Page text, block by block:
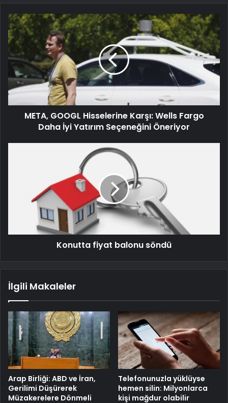
META, GOOGL Hisselerine Karşı: Wells Fargo
Daha İyi Yatırım Seçeneğini Öneriyor
Konutta fiyat balonu söndü
İlgili Makaleler
Arap Birliği: ABD ve İran,
Gerilimi Düşürerek
Müzakerelere Dönmeli
Telefonunuzla yüklüyse
hemen silin: Milyonlarca
kişi mağdur olabilir